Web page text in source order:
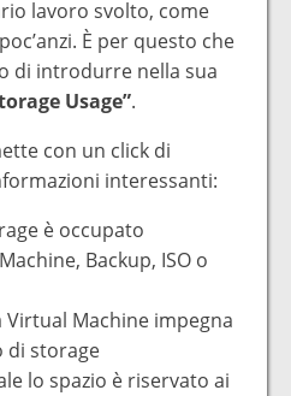
lavoro svolto, come
È per questo che
di introdurre nella sua
Usage”.
con un click di
interessanti:
è occupato
Backup, ISO o
Virtual Machine impegna
di storage
lo spazio è riservato ai